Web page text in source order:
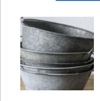
Infos
Divers
Abo Lettrasso